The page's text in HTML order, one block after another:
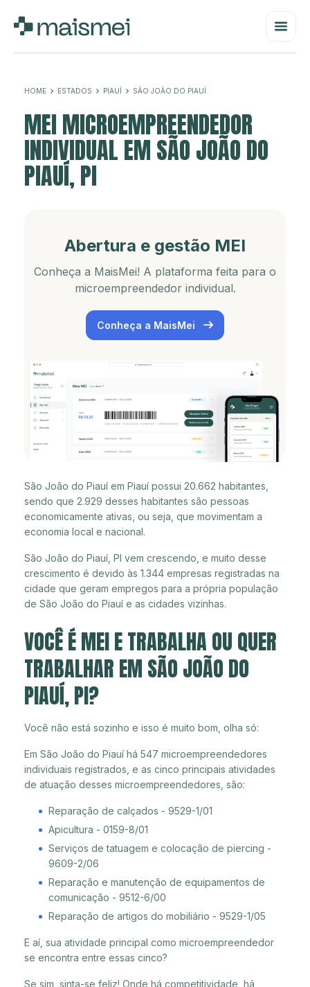
HOME ESTADOS PIAUÍ SÃO JOÃO DO PIAUÍ
MEI MICROEMPREENDEDOR
INDIVIDUAL EM SÃO JOÃO DO
PIAUÍ, PI
Abertura e gestão MEI
Conheça a MaisMei! A plataforma feita para o
microempreendedor individual.
Conheça a MaisMei
São João do Piauí em Piauí possui 20.662 habitantes,
sendo que 2.929 desses habitantes são pessoas
economicamente ativas, ou seja, que movimentam a
economia local e nacional.
São João do Piauí, PI vem crescendo, e muito desse
crescimento é devido às 1.344 empresas registradas na
cidade que geram empregos para a própria população
de São João do Piauí e as cidades vizinhas.
VOCÊ É MEI E TRABALHA OU QUER
TRABALHAR EM SÃO JOÃO DO
PIAUÍ, PI?
Você não está sozinho e isso é muito bom, olha só:
Em São João do Piauí há 547 microempreendedores
individuais registrados, e as cinco principais atividades
de atuação desses microempreendedores, são:
Reparação de calçados - 9529-1/01
Apicultura - 0159-8/01
Serviços de tatuagem e colocação de piercing -
9609-2/06
Reparação e manutenção de equipamentos de
comunicação - 9512-6/00
Reparação de artigos do mobiliário - 9529-1/05
E aí, sua atividade principal como microempreendedor
se encontra entre essas cinco?
Se sim, sinta-se feliz! Onde há competitividade, há